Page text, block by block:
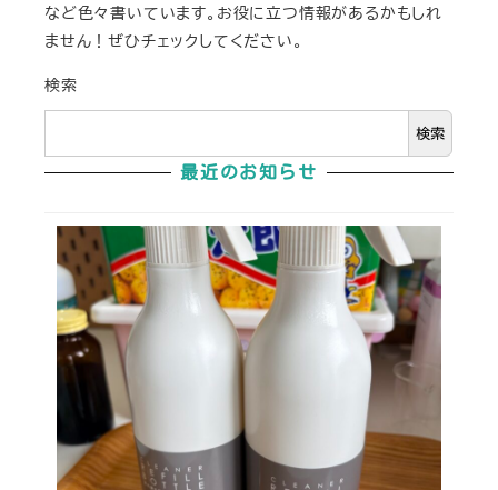
など色々書いています。お役に立つ情報があるかもしれ
ません！ぜひチェックしてください。
検索
検索
最近のお知らせ